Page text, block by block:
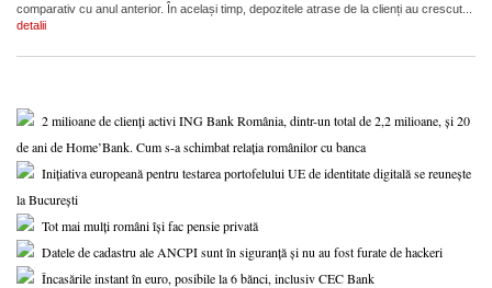
comparativ cu anul anterior. În același timp, depozitele atrase de la clienți au crescut...
detalii
2 milioane de clienți activi ING Bank România, dintr-un total de 2,2 milioane, și 20
de ani de Home’Bank. Cum s-a schimbat relația românilor cu banca
Inițiativa europeană pentru testarea portofelului UE de identitate digitală se reunește
la București
Tot mai mulți români își fac pensie privată
Datele de cadastru ale ANCPI sunt în siguranță și nu au fost furate de hackeri
Încasările instant în euro, posibile la 6 bănci, inclusiv CEC Bank